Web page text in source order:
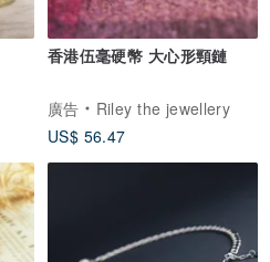
香港伍毫硬幣 大心形頸鏈
廣告
Riley the jewellery
US$ 56.47